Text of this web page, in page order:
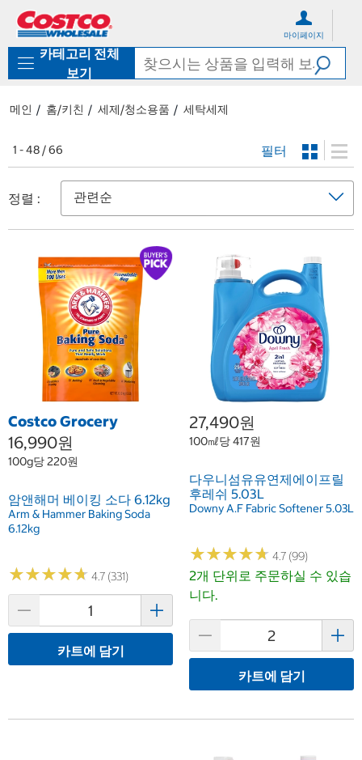
로
기
가
마이페이지
카테고리 전체
보기
메인 홈/키친 세제/청소용품 세탁세제
1 - 48 / 66 필터
정렬 :
Costco Grocery
16,990원
100g당 220원
암앤해머 베이킹 소다 6.12kg
Arm & Hammer Baking Soda
6.12kg
★★★★★
★★★★★ 4.7 (331)
카트에 담기
27,490원
100㎖당 417원
다우니섬유유연제에이프릴
후레쉬 5.03L
Downy A.F Fabric Softener 5.03L
★★★★★
★★★★★ 4.7 (99)
2개 단위로 주문하실 수 있습
니다.
카트에 담기